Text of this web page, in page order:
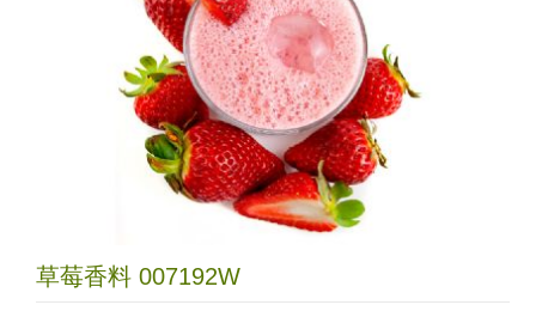
草莓香料 007192W